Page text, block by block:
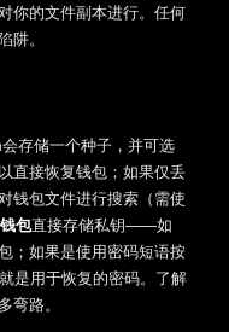
你的文件副本进行。任何
阱。
会存储一个种子，并可选
直接恢复钱包；如果仅丢
钱包文件进行搜索（需使
包直接存储私钥——如
；如果是使用密码短语按
是用于恢复的密码。了解
弯路。